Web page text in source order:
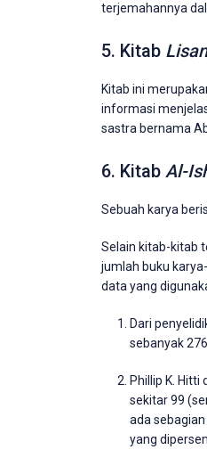
terjemahannya
5. Kitab
Kitab ini
informasi
sastra bernama
6. Kitab Al-
Sebuah karya
Selain kitab-kitab
jumlah buku
data yang
Dari
sebanyak
Phillip K.
sekitar 99
ada
yang